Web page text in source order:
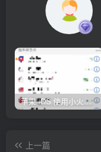
苹果 iOS 使用小火箭(shadowrocket)新手教程
上一篇